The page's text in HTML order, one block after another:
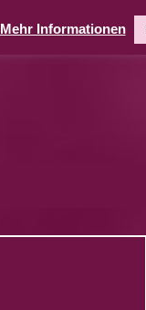
Mehr Informationen